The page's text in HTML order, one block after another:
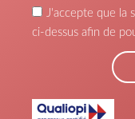
J'accepte que la
ci-dessus afin de